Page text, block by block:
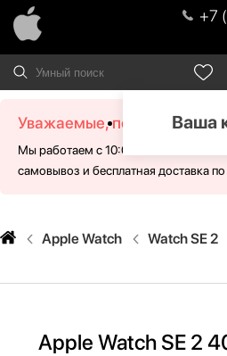
+7
Ваша
Уважаемые, посетители!
Мы работаем с 10:00 - 21:00 без
самовывоз и бесплатная доставка
Apple Watch Watch SE 2
Apple Watch SE 2